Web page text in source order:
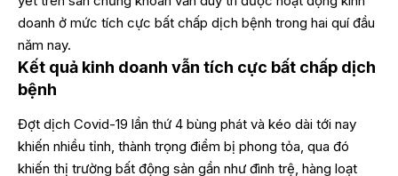
doanh ở mức tích cực bất chấp dịch bệnh trong hai quí đầu
năm nay.
Kết quả kinh doanh vẫn tích cực bất chấp dịch
bệnh
Đợt dịch Covid-19 lần thứ 4 bùng phát và kéo dài tới nay
khiến nhiều tỉnh, thành trọng điểm bị phong tỏa, qua đó
khiến thị trường bất động sản gần như đình trệ, hàng loạt